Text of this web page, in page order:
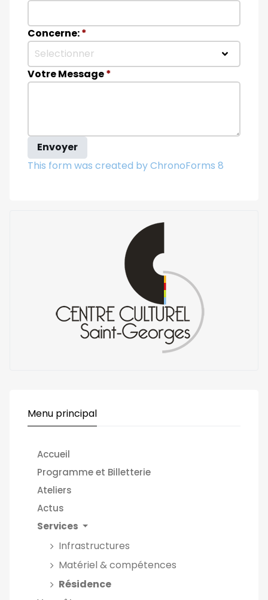
Concerne:*
Selectionner
Votre Message*
Envoyer
This form was created by ChronoForms 8
Menu principal
Accueil
Programme et Billetterie
Ateliers
Actus
Services
Infrastructures
Matériel & compétences
Résidence